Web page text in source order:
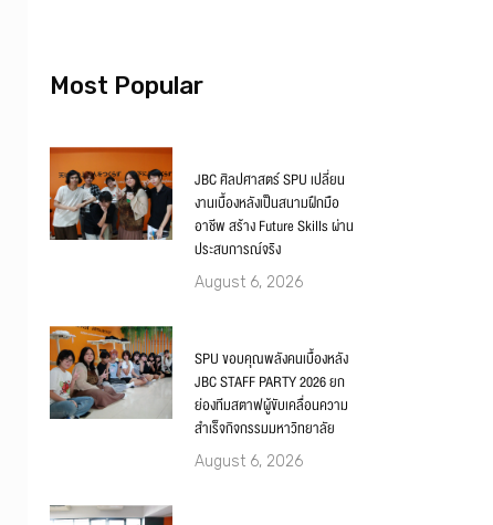
Most Popular
JBC ศิลปศาสตร์ SPU เปลี่ยน
งานเบื้องหลังเป็นสนามฝึกมือ
อาชีพ สร้าง Future Skills ผ่าน
ประสบการณ์จริง
August 6, 2026
SPU ขอบคุณพลังคนเบื้องหลัง
JBC STAFF PARTY 2026 ยก
ย่องทีมสตาฟผู้ขับเคลื่อนความ
สำเร็จกิจกรรมมหาวิทยาลัย
August 6, 2026